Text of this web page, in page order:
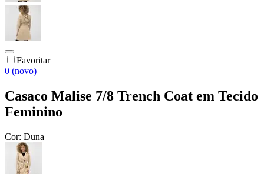
Favoritar
0 (novo)
Casaco Malise 7/8 Trench Coat em Tecido
Feminino
Cor: Duna